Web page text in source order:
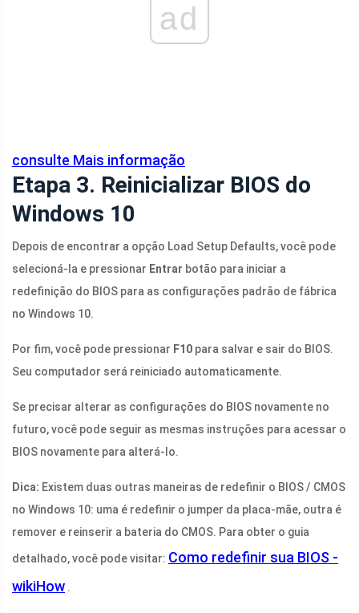
ad
consulte Mais informação
Etapa 3. Reinicializar BIOS do
Windows 10
Depois de encontrar a opção Load Setup Defaults, você pode
selecioná-la e pressionar Entrar botão para iniciar a
redefinição do BIOS para as configurações padrão de fábrica
no Windows 10.
Por fim, você pode pressionar F10 para salvar e sair do BIOS.
Seu computador será reiniciado automaticamente.
Se precisar alterar as configurações do BIOS novamente no
futuro, você pode seguir as mesmas instruções para acessar o
BIOS novamente para alterá-lo.
Dica: Existem duas outras maneiras de redefinir o BIOS / CMOS
no Windows 10: uma é redefinir o jumper da placa-mãe, outra é
remover e reinserir a bateria do CMOS. Para obter o guia
detalhado, você pode visitar: Como redefinir sua BIOS -
wikiHow .